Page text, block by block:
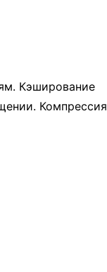
Кэширование
Компрессия